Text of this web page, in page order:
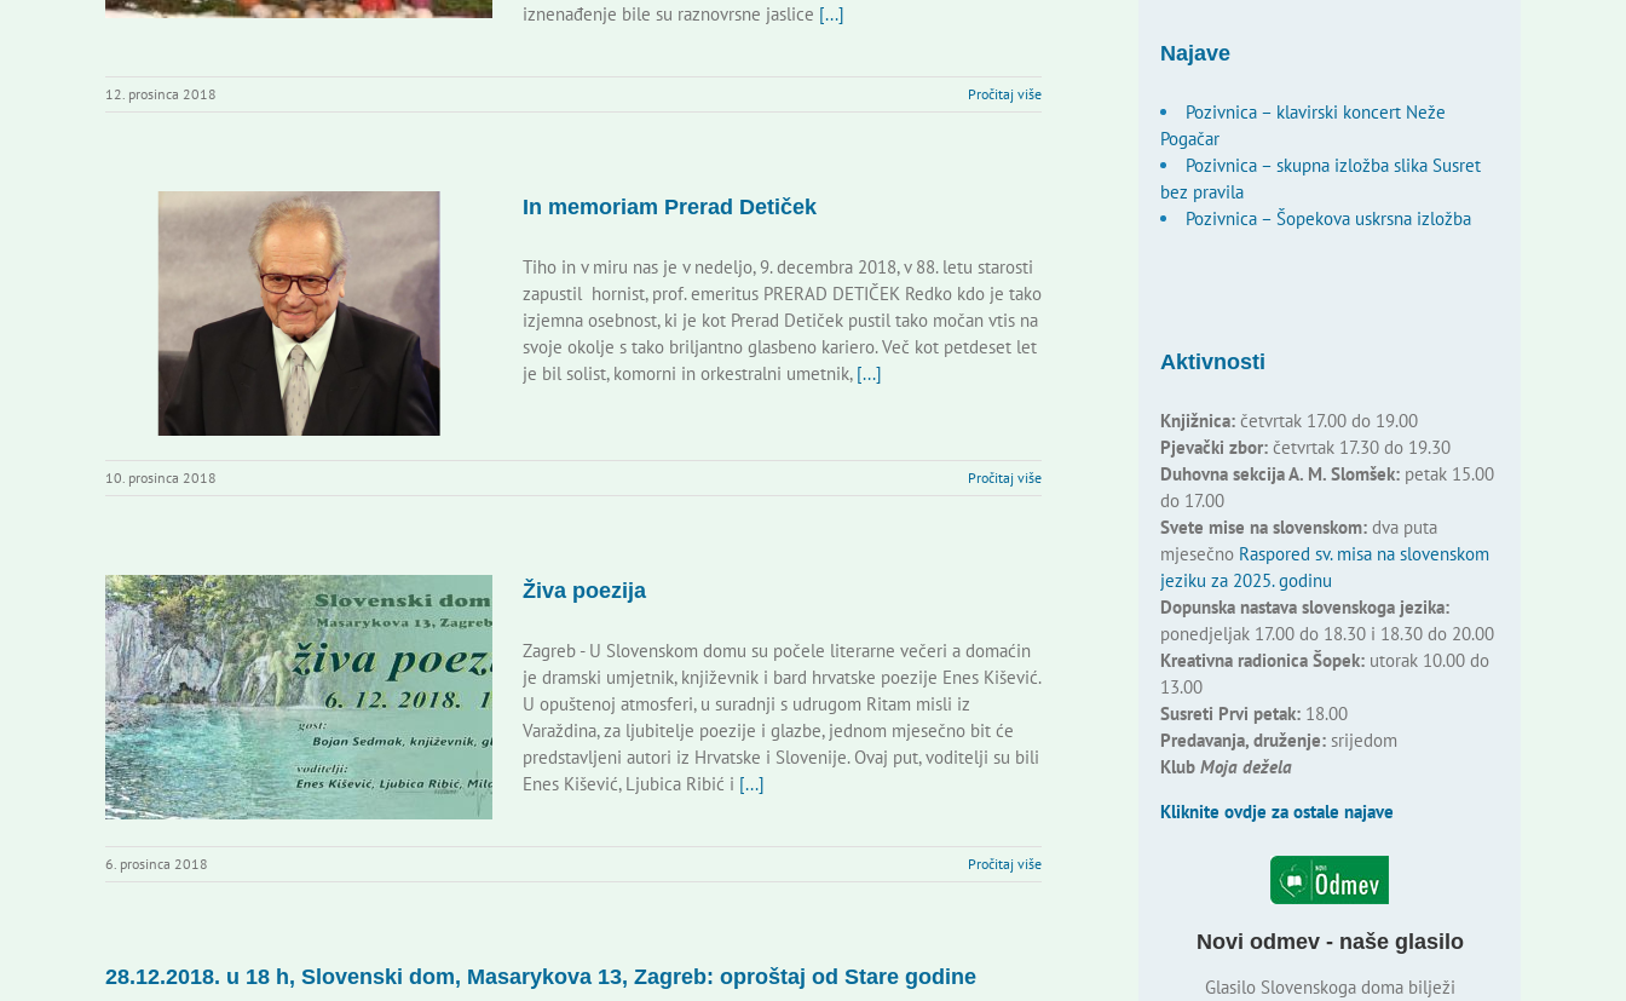
iznenađenje bile su raznovrsne jaslice [...]
12. prosinca 2018 Pročitaj više
In memoriam Prerad Detiček
Tiho in v miru nas je v nedeljo, 9. decembra 2018, v 88. letu starosti
zapustil hornist, prof. emeritus PRERAD DETIČEK Redko kdo je tako
izjemna osebnost, ki je kot Prerad Detiček pustil tako močan vtis na
svoje okolje s tako briljantno glasbeno kariero. Več kot petdeset let
je bil solist, komorni in orkestralni umetnik, [...]
10. prosinca 2018 Pročitaj više
Živa poezija
Zagreb - U Slovenskom domu su počele literarne večeri a domaćin
je dramski umjetnik, književnik i bard hrvatske poezije Enes Kišević.
U opuštenoj atmosferi, u suradnji s udrugom Ritam misli iz
Varaždina, za ljubitelje poezije i glazbe, jednom mjesečno bit će
predstavljeni autori iz Hrvatske i Slovenije. Ovaj put, voditelji su bili
Enes Kišević, Ljubica Ribić i [...]
6. prosinca 2018 Pročitaj više
28.12.2018. u 18 h, Slovenski dom, Masarykova 13, Zagreb: oproštaj od Stare godine
Najave
Pozivnica – klavirski koncert Neže
Pogačar
Pozivnica – skupna izložba slika Susret
bez pravila
Pozivnica – Šopekova uskrsna izložba
Aktivnosti
Knjižnica:četvrtak 17.00 do 19.00
Pjevački zbor:četvrtak 17.30 do 19.30
Duhovna sekcija A. M. Slomšek:petak 15.00
do 17.00
Svete mise na slovenskom:dva puta
mjesečno Raspored sv. misa na slovenskom
jeziku za 2025. godinu
Dopunska nastava slovenskoga jezika:
ponedjeljak 17.00 do 18.30 i 18.30 do 20.00
Kreativna radionica Šopek:utorak 10.00 do
13.00
Susreti Prvi petak:18.00
Predavanja, druženje:srijedom
Klub Moja dežela
Kliknite ovdje za ostale najave
Novi odmev - naše glasilo
Glasilo Slovenskoga doma bilježi